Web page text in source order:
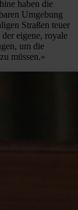
haben die
Umgebung
Straßen teuer
eigene, royale
um die
müssen.«